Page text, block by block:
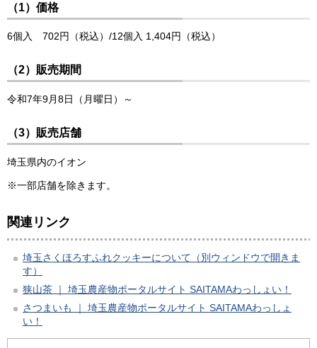
（1）価格
6個入 702円（税込）/12個入 1,404円（税込）
（2）販売期間
令和7年9月8日（月曜日）～
（3）販売店舗
埼玉県内のイオン
※一部店舗を除きます。
関連リンク
埼玉さくほろすふれクッキーについて（別ウィンドウで開きま
す）
狭山茶 ｜ 埼玉農産物ポータルサイト SAITAMAわっしょい！
さつまいも ｜ 埼玉農産物ポータルサイト SAITAMAわっしょ
い！